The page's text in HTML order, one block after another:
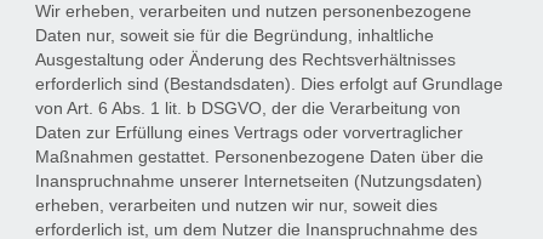
Wir erheben, verarbeiten und nutzen personenbezogene
Daten nur, soweit sie für die Begründung, inhaltliche
Ausgestaltung oder Änderung des Rechtsverhältnisses
erforderlich sind (Bestandsdaten). Dies erfolgt auf Grundlage
von Art. 6 Abs. 1 lit. b DSGVO, der die Verarbeitung von
Daten zur Erfüllung eines Vertrags oder vorvertraglicher
Maßnahmen gestattet. Personenbezogene Daten über die
Inanspruchnahme unserer Internetseiten (Nutzungsdaten)
erheben, verarbeiten und nutzen wir nur, soweit dies
erforderlich ist, um dem Nutzer die Inanspruchnahme des